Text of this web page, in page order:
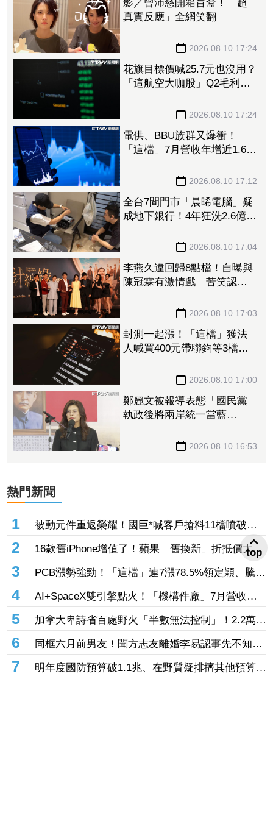
影／曾沛慈開箱盲盒！「超
真實反應」全網笑翻
2026.08.10 17:24
花旗目標價喊25.7元也沒用？
「這航空大咖股」Q2毛利率
2026.08.10 17:24
電供、BBU族群又爆衝！
「這檔」7月營收年增近1.6倍
同飆漲停、順達噴漲9.31%
2026.08.10 17:12
全台7間門市「晨晞電腦」疑
成地下銀行！4年狂洗2.6億爽
業者緊急回應了2026.08.10 17:04
李燕久違回歸8點檔！自曝與
陳冠霖有激情戲 苦笑認：
2026.08.10 17:03
封測一起漲！「這檔」獲法
人喊買400元帶聯鈞等3檔拔
2026.08.10 17:00
鄭麗文被報導表態「國民黨
執政後將兩岸統一當藍
2026.08.10 16:53
熱門新聞
1
被動元件重返榮耀！國巨*喊客戶搶料11檔噴破半
根 「這檔」噴出588元登新龍頭
2
16款舊iPhone增值了！蘋果「舊換新」折抵價大調
整 Mac系列最高調升20%
3
PCB漲勢強勁！「這檔」連7漲78.5%領定穎、騰輝
漲停 載板、玻纖布、低軌衛星全上漲
4
AI+SpaceX雙引擎點火！「機構件廠」7月營收集
體狂飆 崴寶年增104％、jpp-KY刷歷史新高
5
加拿大卑詩省百處野火「半數無法控制」！2.2萬人
被迫撤離 省長嘆：擴散速度如炸彈
6
同框六月前男友！聞方志友離婚李易認事先不知
情 久違拍8點檔突加吻戲來不及報備
7
明年度國防預算破1.1兆、在野質疑排擠其他預算
綠黨團：要看歲入規模
top